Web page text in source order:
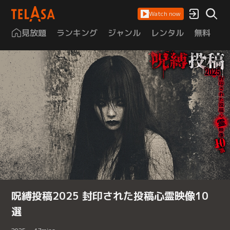
Watch now
見放題 ランキング ジャンル レンタル 無料
呪縛投稿2025 封印された投稿心霊映像10
選